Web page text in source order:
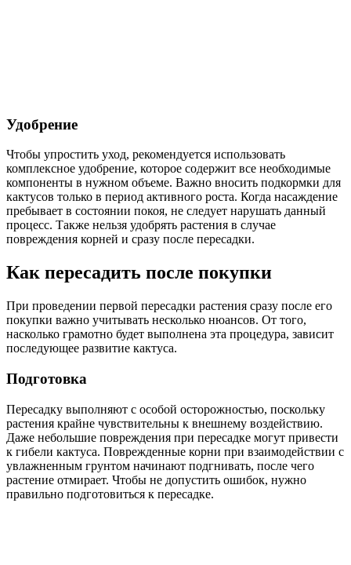
Удобрение
Чтобы упростить уход, рекомендуется использовать
комплексное удобрение, которое содержит все необходимые
компоненты в нужном объеме. Важно вносить подкормки для
кактусов только в период активного роста. Когда насаждение
пребывает в состоянии покоя, не следует нарушать данный
процесс. Также нельзя удобрять растения в случае
повреждения корней и сразу после пересадки.
Как пересадить после покупки
При проведении первой пересадки растения сразу после его
покупки важно учитывать несколько нюансов. От того,
насколько грамотно будет выполнена эта процедура, зависит
последующее развитие кактуса.
Подготовка
Пересадку выполняют с особой осторожностью, поскольку
растения крайне чувствительны к внешнему воздействию.
Даже небольшие повреждения при пересадке могут привести
к гибели кактуса. Поврежденные корни при взаимодействии с
увлажненным грунтом начинают подгнивать, после чего
растение отмирает. Чтобы не допустить ошибок, нужно
правильно подготовиться к пересадке.